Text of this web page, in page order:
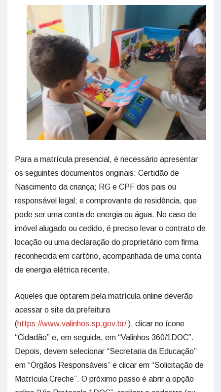
Para a matrícula presencial, é necessário apresentar
os seguintes documentos originais: Certidão de
Nascimento da criança; RG e CPF dos pais ou
responsável legal; e comprovante de residência, que
pode ser uma conta de energia ou água. No caso de
imóvel alugado ou cedido, é preciso levar o contrato de
locação ou uma declaração do proprietário com firma
reconhecida em cartório, acompanhada de uma conta
de energia elétrica recente.
Aqueles que optarem pela matrícula online deverão
acessar o site da prefeitura
(https://www.valinhos.sp.gov.br/), clicar no ícone
“Cidadão” e, em seguida, em “Valinhos 360/1DOC”.
Depois, devem selecionar “Secretaria da Educação”
em “Órgãos Responsáveis” e clicar em “Solicitação de
Matrícula Creche”. O próximo passo é abrir a opção